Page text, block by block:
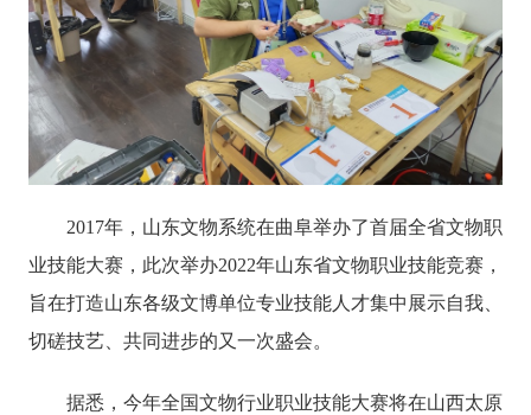
2017年，山东文物系统在曲阜举办了首届全省文物职
业技能大赛，此次举办2022年山东省文物职业技能竞赛，
旨在打造山东各级文博单位专业技能人才集中展示自我、
切磋技艺、共同进步的又一次盛会。
据悉，今年全国文物行业职业技能大赛将在山西太原